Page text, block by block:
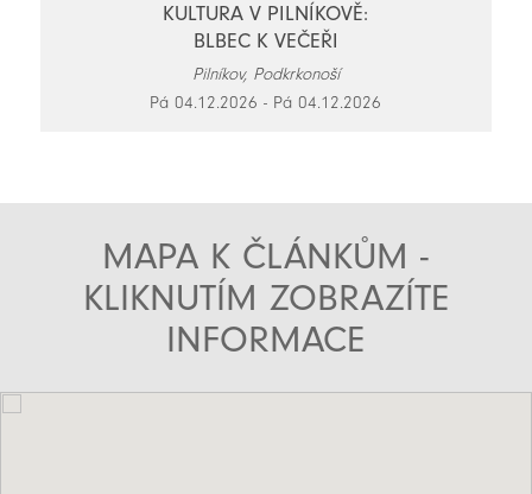
KULTURA V PILNÍKOVĚ:
BLBEC K VEČEŘI
Pilníkov, Podkrkonoší
Pá 04.12.2026 - Pá 04.12.2026
MAPA K ČLÁNKŮM -
KLIKNUTÍM ZOBRAZÍTE
INFORMACE